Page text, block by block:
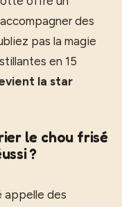
des
pas la magie
en 15
la star
le chou frisé
?
appelle des